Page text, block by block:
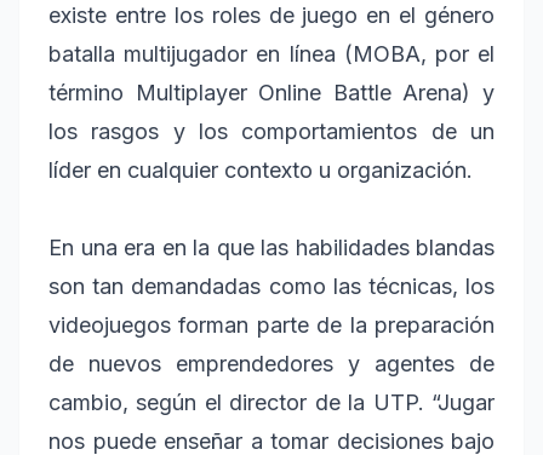
existe entre los roles de juego en el género
batalla multijugador en línea (MOBA, por el
término Multiplayer Online Battle Arena) y
los rasgos y los comportamientos de un
líder en cualquier contexto u organización.
En una era en la que las habilidades blandas
son tan demandadas como las técnicas, los
videojuegos forman parte de la preparación
de nuevos emprendedores y agentes de
cambio, según el director de la UTP. “Jugar
nos puede enseñar a tomar decisiones bajo